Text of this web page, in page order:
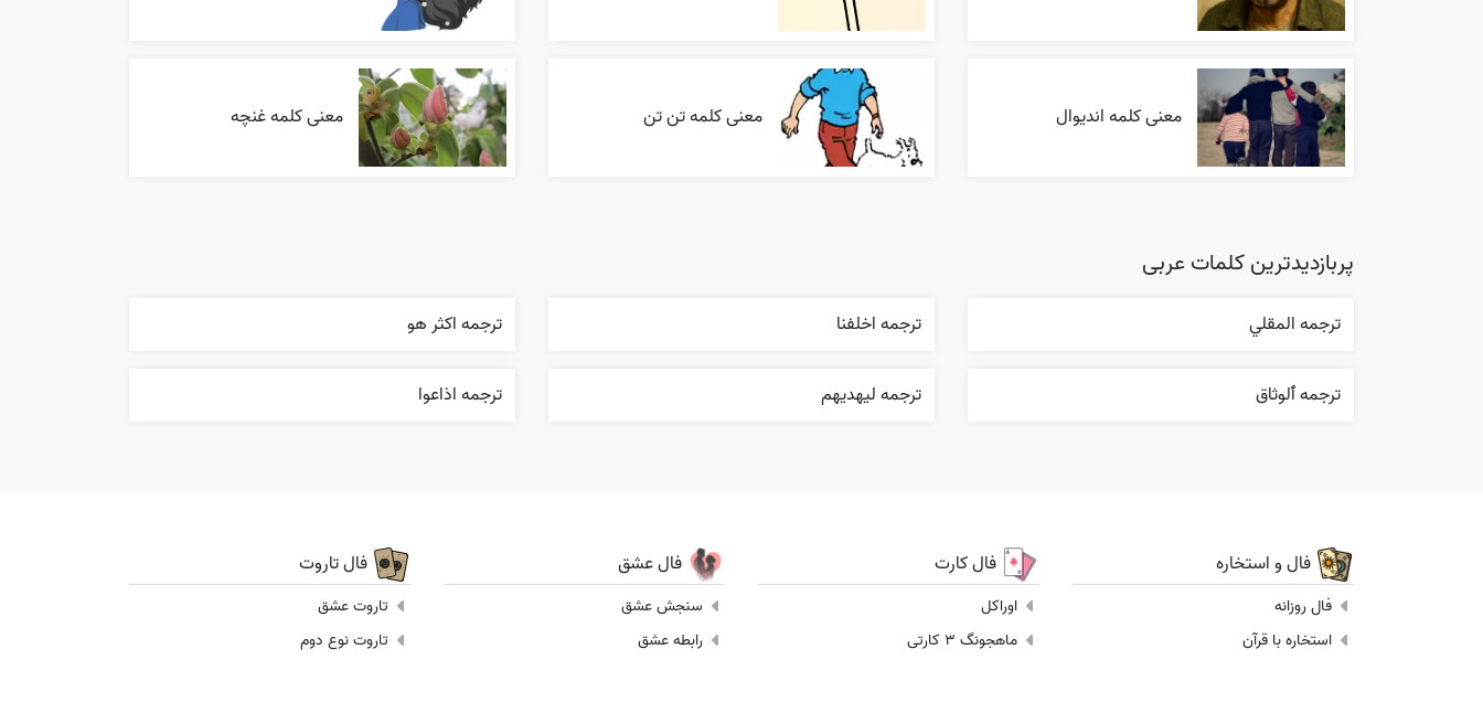
معنی کلمه اندیوال معنی کلمه تن تن معنی کلمه غنچه
پربازدیدترین کلمات عربی
ترجمه المقلي ترجمه اخلفنا ترجمه اکثر هو
ترجمه ٱلوثاق ترجمه ليهديهم ترجمه اذاعوا
فال و استخاره
فال روزانه
استخاره با قرآن
فال کارت
اوراکل
ماهجونگ 3 کارتی
فال عشق
سنجش عشق
رابطه عشق
فال تاروت
تاروت عشق
تاروت نوع دوم